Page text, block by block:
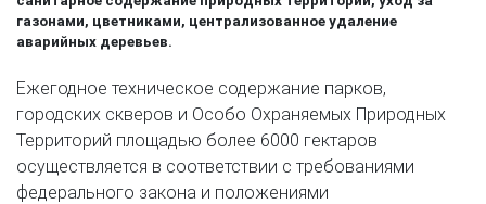
газонами, цветниками, централизованное удаление
аварийных деревьев.
Ежегодное техническое содержание парков,
городских скверов и Особо Охраняемых Природных
Территорий площадью более 6000 гектаров
осуществляется в соответствии с требованиями
федерального закона и положениями